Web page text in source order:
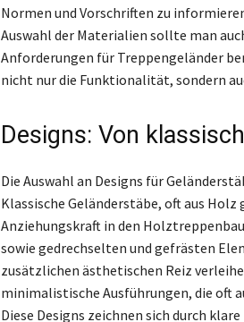
Normen und Vorschriften zu
Auswahl der Materialien sollte man
Anforderungen für Treppengeländer
nicht nur die Funktionalität, sondern
Designs: Von
Die Auswahl an Designs für
Klassische Geländerstäbe, oft aus
Anziehungskraft in den
sowie gedrechselten und gefrästen
zusätzlichen ästhetischen Reiz
minimalistische Ausführungen, die oft
Diese Designs zeichnen sich durch